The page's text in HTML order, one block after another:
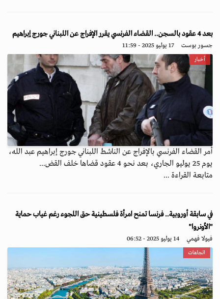
بعد 4 عقود بالسجن.. القضاء الفرنسي يقرر الإفراج عن اللبناني جورج إبراهيم
جسور بوست 17 يوليو 2025 - 11:59
أخبار
أمر القضاء الفرنسي بالإفراج عن الناشط اللبناني جورج إبراهيم عبد الله،
يوم 25 يوليو الجاري، بعد نحو 4 عقود قضاها خلف القض...
متابعة القراءة ...
في سابقة أوروبية.. فرنسا تمنح امرأة فلسطينية حق اللجوء رغم غياب حماية
"الأونروا"
فيولا فهمي 14 يوليو 2025 - 06:52
اتجاهات